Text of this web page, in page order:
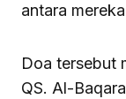
antara
Doa tersebut
QS. Al-